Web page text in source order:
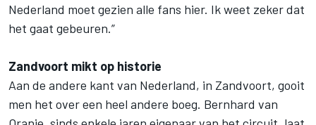
Nederland moet gezien alle fans hier. Ik weet zeker dat
het gaat gebeuren.”
Zandvoort mikt op historie
Aan de andere kant van Nederland, in Zandvoort, gooit
men het over een heel andere boeg. Bernhard van